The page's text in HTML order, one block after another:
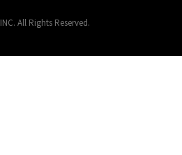
All Rights Reserved.